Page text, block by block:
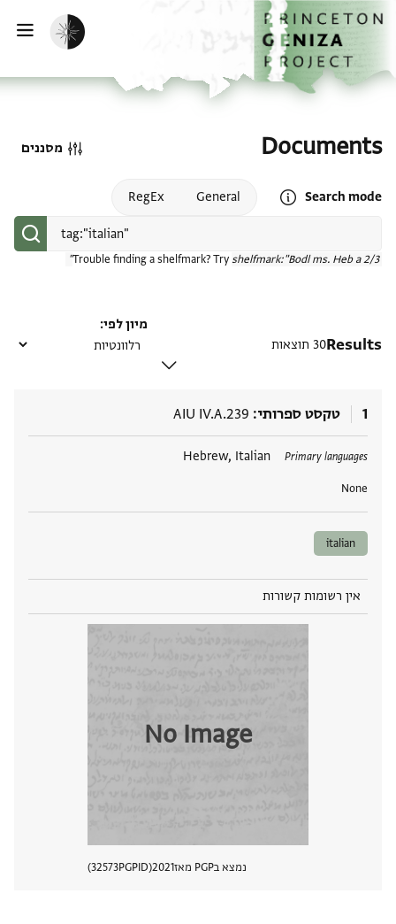
דילוג לתוכן
דף הבית
הפעלת מצב כהה
Documents
Search mode
Open search mode help
General
RegEx
Trouble finding a shelfmark? Try shelfmark:"Bodl ms. Heb a 2/3"
מסננים
Results30 תוצאות
מיון לפי
1 טקסט ספרותי AIU IV.A.239
Primary languages
Hebrew, Italian
None
תגים
italian
אין רשומות קשורות
No Image
נמצא בPGP מאז 2021
PGPID
32573